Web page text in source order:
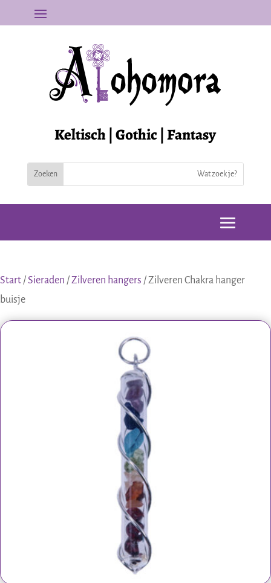
Keltisch | Gothic | Fantasy
Start /Sieraden /Zilveren hangers / Zilveren Chakra hanger
buisje